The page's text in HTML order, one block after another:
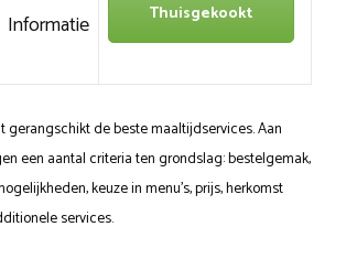
Informatie Thuisgekookt
gerangschikt de beste maaltijdservices. Aan
een aantal criteria ten grondslag: bestelgemak,
keuze in menu’s, prijs, herkomst
services.